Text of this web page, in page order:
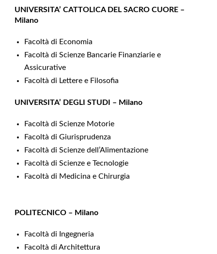
UNIVERSITA’ CATTOLICA DEL SACRO CUORE –
Milano
Facoltà di Economia
Facoltà di Scienze Bancarie Finanziarie e
Assicurative
Facoltà di Lettere e Filosofia
UNIVERSITA’ DEGLI STUDI – Milano
Facoltà di Scienze Motorie
Facoltà di Giurisprudenza
Facoltà di Scienze dell’Alimentazione
Facoltà di Scienze e Tecnologie
Facoltà di Medicina e Chirurgia
POLITECNICO – Milano
Facoltà di Ingegneria
Facoltà di Architettura